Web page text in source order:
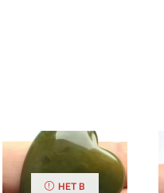
НЕТ В